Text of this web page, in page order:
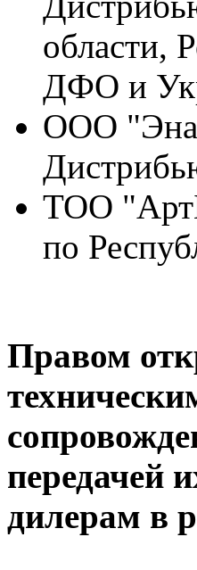
области,
ДФО и
ООО
ТОО
по
Правом
передачей
дилерам в